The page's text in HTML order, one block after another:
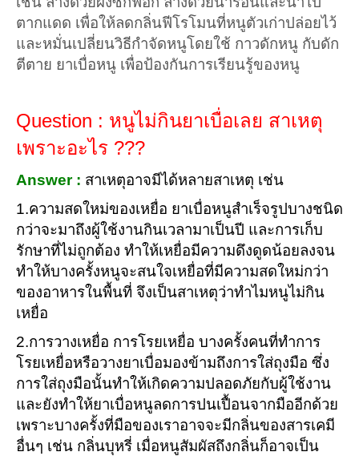
ตากแดด เพื่อให้ลดกลิ่นฟีโรโมนที่หนูตัวเก่าปล่อยไว้
และหมั่นเปลี่ยนวิธีกำจัดหนูโดยใช้ กาวดักหนู กับดัก
ตีตาย ยาเบื่อหนู เพื่อป้องกันการเรียนรู้ของหนู
Question : หนูไม่กินยาเบื่อเลย สาเหตุ
เพราะอะไร ???
Answer : สาเหตุอาจมีได้หลายสาเหตุ เช่น
1.ความสดใหม่ของเหยื่อ ยาเบื่อหนูสำเร็จรูปบางชนิด
กว่าจะมาถึงผู้ใช้งานกินเวลามาเป็นปี และการเก็บ
รักษาที่ไม่ถูกต้อง ทำให้เหยื่อมีความดึงดูดน้อยลงจน
ทำให้บางครั้งหนูจะสนใจเหยื่อที่มีความสดใหม่กว่า
ของอาหารในพื้นที่ จึงเป็นสาเหตุว่าทำไมหนูไม่กิน
เหยื่อ
2.การวางเหยื่อ การโรยเหยื่อ บางครั้งคนที่ทำการ
โรยเหยื่อหรือวางยาเบื่อมองข้ามถึงการใส่ถุงมือ ซึ่ง
การใส่ถุงมือนั้นทำให้เกิดความปลอดภัยกับผู้ใช้งาน
และยังทำให้ยาเบื่อหนูลดการปนเปื้อนจากมืออีกด้วย
เพราะบางครั้งที่มือของเราอาจจะมีกลิ่นของสารเคมี
อื่นๆ เช่น กลิ่นบุหรี่ เมื่อหนูสัมผัสถึงกลิ่นก็อาจเป็น